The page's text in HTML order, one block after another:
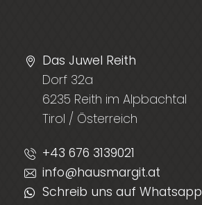
Das Juwel Reith
Dorf 32a
6235 Reith im Alpbachtal
Tirol / Österreich
+43 676 3139021
info@hausmargit.at
Schreib uns auf Whatsapp